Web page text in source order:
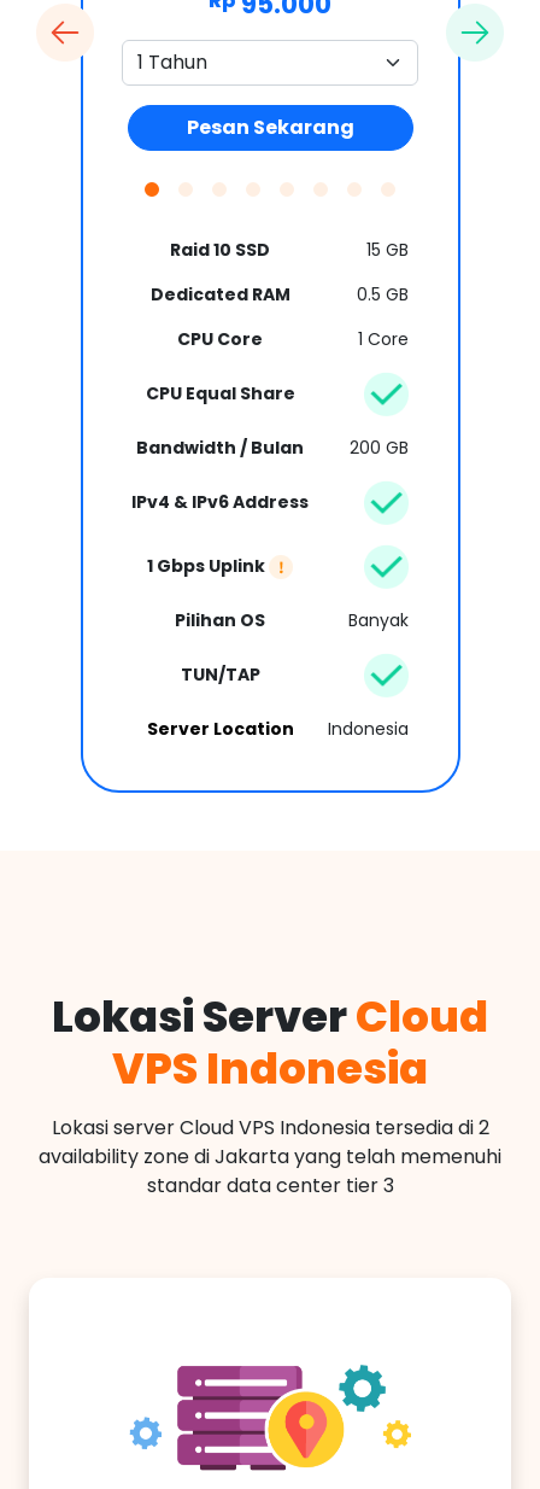
Pesan Sekarang
Raid 10 SSD
15 GB
Dedicated RAM
0.5 GB
CPU Core
1 Core
CPU Equal Share
Bandwidth / Bulan 200 GB
IPv4 & IPv6 Address
1 Gbps Uplink
Pilihan OS Banyak
TUN/TAP
Server Location Indonesia
Lokasi ServerCloud
VPS Indonesia
Lokasi server Cloud VPS Indonesia tersedia di 2
availability zone di Jakarta yang telah memenuhi
standar data center tier 3